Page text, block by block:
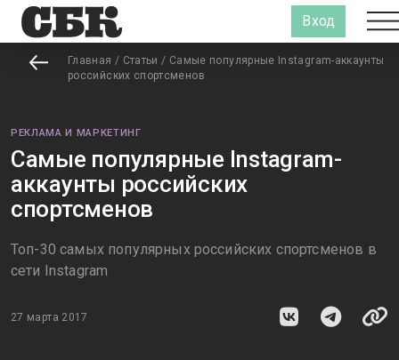
Вход
Главная / Статьи / Самые популярные Instagram-аккаунты
российских спортсменов
РЕКЛАМА И МАРКЕТИНГ
Самые популярные Instagram-
аккаунты российских
спортсменов
Топ-30 самых популярных российских спортсменов в
сети Instagram
27 марта 2017